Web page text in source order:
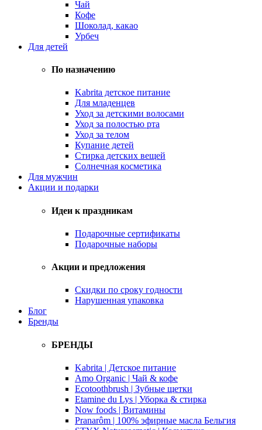
Чай
Кофе
Шоколад, какао
Урбеч
Для детей
По назначению
Kabrita детское питание
Для младенцев
Уход за детскими волосами
Уход за полостью рта
Уход за телом
Купание детей
Стирка детских вещей
Солнечная косметика
Для мужчин
Акции и подарки
Идеи к праздникам
Подарочные сертификаты
Подарочные наборы
Акции и предложения
Скидки по сроку годности
Нарушенная упаковка
Блог
Бренды
БРЕНДЫ
Kabrita | Детское питание
Amo Organic | Чай & кофе
Ecotoothbrush | Зубные щетки
Etamine du Lys | Уборка & стирка
Now foods | Витамины
Pranarôm | 100% эфирные масла Бельгия